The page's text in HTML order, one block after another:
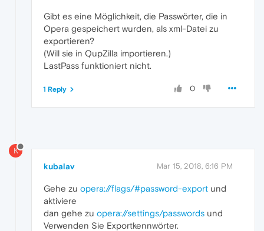
Gibt es eine Möglichkeit, die Passwörter, die in
Opera gespeichert wurden, als xml-Datei zu
exportieren?
(Will sie in QupZilla importieren.)
LastPass funktioniert nicht.
0
1 Reply
K
kubalav Mar 15, 2018, 6:16 PM
Gehe zu opera://flags/#password-export und
aktiviere
dan gehe zu opera://settings/passwords und
Verwenden Sie Exportkennwörter.